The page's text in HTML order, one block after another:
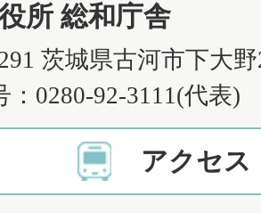
所 総和庁舎
茨城県古河市下大
：0280-92-3111(代表)
アクセス